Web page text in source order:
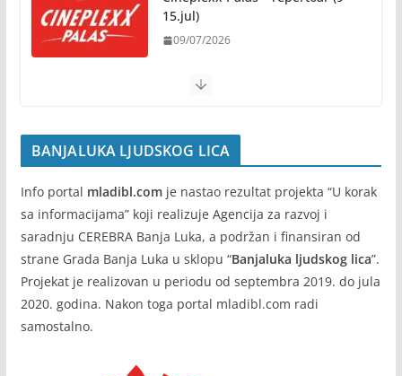
Kočićevim danima
07/08/2026
15.jul)
09/07/2026
BANJALUKA LJUDSKOG LICA
Info portal mladibl.comje nastao rezultat projekta “U korak
sa informacijama” koji realizuje Agencija za razvoj i
saradnju CEREBRA Banja Luka, a podržan i finansiran od
strane Grada Banja Luka u sklopu “Banjaluka ljudskog lica”.
Projekat je realizovan u periodu od septembra 2019. do jula
2020. godina. Nakon toga portal mladibl.com radi
samostalno.